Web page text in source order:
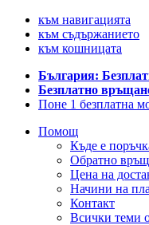
към навигацията
към съдържанието
към кошницата
България:
Безплатно
Поне 1 безплатна
Помощ
Къде е
Обратно
Цена на
Начини на
Контакт
Всички теми